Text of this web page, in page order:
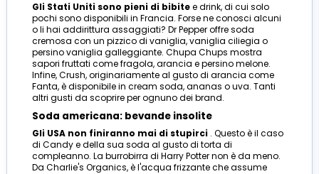
Gli Stati Uniti sono pieni di bibitee drink, di cui solo
pochi sono disponibili in Francia. Forse ne conosci alcuni
o li hai addirittura assaggiati? Dr Pepper offre soda
cremosa con un pizzico di vaniglia, vaniglia ciliegia o
persino vaniglia galleggiante. Chupa Chups mostra
sapori fruttati come fragola, arancia e persino melone.
Infine, Crush, originariamente al gusto di arancia come
Fanta, è disponibile in cream soda, ananas o uva. Tanti
altri gusti da scoprire per ognuno dei brand.
Soda americana: bevande insolite
Gli USA non finiranno mai di stupirci . Questo è il caso
di Candy e della sua soda al gusto di torta di
compleanno. La burrobirra di Harry Potter non è da meno.
Da Charlie's Organics, è l'acqua frizzante che assume